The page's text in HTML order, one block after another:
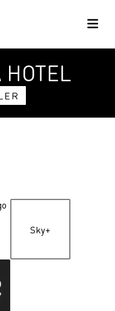
HOTEL
Sky+